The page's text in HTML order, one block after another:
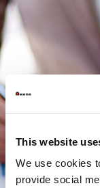
This website
We use cookies
provide social